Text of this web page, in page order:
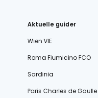
Aktuelle guider
Wien VIE
Roma Fiumicino FCO
Sardinia
Paris Charles de Gaulle